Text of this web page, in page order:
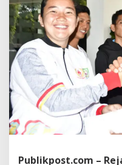
Publikpost.com –